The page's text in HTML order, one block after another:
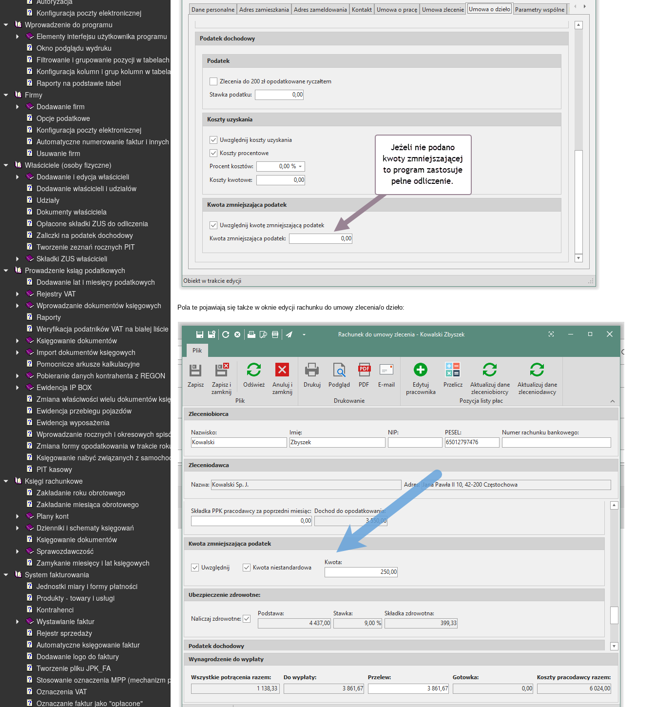
Konfiguracja poczty elektronicznej
Wprowadzenie do programu
Elementy interfejsu użytkownika programu
Okno podglądu wydruku
Filtrowanie i grupowanie pozycji w tabelach
Konfiguracja kolumn i grup kolumn w tabelach
Raporty na podstawie tabel
Firmy
Dodawanie firm
Opcje podatkowe
Konfiguracja poczty elektronicznej
Automatyczne numerowanie faktur i innych dokumentów
Usuwanie firm
Właściciele (osoby fizyczne)
Dodawanie i edycja właścicieli
Dodawanie właścicieli i udziałów
Udziały
Dokumenty właściciela
Opłacone składki ZUS do odliczenia
Zaliczki na podatek dochodowy
Tworzenie zeznań rocznych PIT
Składki ZUS właścicieli
Prowadzenie ksiąg podatkowych
Dodawanie lat i miesięcy podatkowych
Rejestry VAT
Wprowadzanie dokumentów księgowych
Raporty
Weryfikacja podatników VAT na białej liście
Księgowanie dokumentów
Import dokumentów księgowych
Pomocnicze arkusze kalkulacyjne
Pobieranie danych kontrahenta z REGON
Ewidencja IP BOX
Zmiana właściwości wielu dokumentów księgowych
Ewidencja przebiegu pojazdów
Ewidencja wyposażenia
Wprowadzanie rocznych i okresowych spisów remanentowych
Zmiana formy opodatkowania w trakcie roku
Księgowanie nabyć związanych z samochodami
PIT kasowy
Księgi rachunkowe
Zakładanie roku obrotowego
Zakładanie miesiąca obrotowego
Plany kont
Dzienniki i schematy księgowań
Księgowanie dokumentów
Sprawozdawczość
Zamykanie miesięcy i lat księgowych
System fakturowania
Jednostki miary i formy płatności
Produkty - towary i usługi
Kontrahenci
Wystawianie faktur
Rejestr sprzedaży
Automatyczne księgowanie faktur
Dodawanie logo do faktury
Tworzenie pliku JPK_FA
Stosowanie oznaczenia MPP (mechanizm podzielonej płatności)
Oznaczenia VAT
Oznaczanie faktur jako "opłacone"
Pola te pojawiają się także w oknie edycji rachunku do umowy zlecenia/o dzieło: